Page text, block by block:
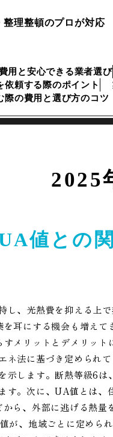
整理整頓のプロが対応
用と安心できる業者選び
依頼する際のポイント
際の費用と選び方のコツ
2025
値との
し、光熱費を抑える上
耳にする機会も増え
メリットとデメリッ
ネ法に基づき定められ
示します。断熱等級6
す。次に、UA値とは
ら、外部に逃げる熱
が、地域ごとに定めら